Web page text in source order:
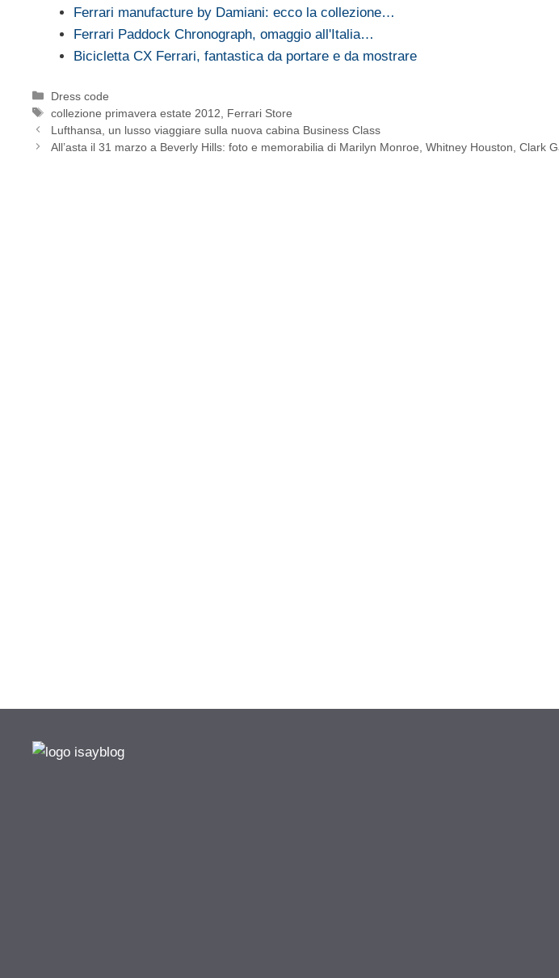
Ferrari manufacture by Damiani: ecco la collezione…
Ferrari Paddock Chronograph, omaggio all'Italia…
Bicicletta CX Ferrari, fantastica da portare e da mostrare
Categorie
Dress code
Tag
collezione primavera estate 2012
Ferrari Store
Lufthansa, un lusso viaggiare sulla nuova cabina Business Class
All’asta il 31 marzo a Beverly Hills: foto e memorabilia di Marilyn Monroe, Whitney Houston, Clark